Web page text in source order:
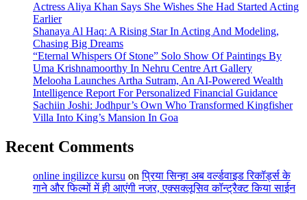
Actress Aliya Khan Says She Wishes She Had Started Acting
Earlier
Shanaya Al Haq: A Rising Star In Acting And Modeling,
Chasing Big Dreams
“Eternal Whispers Of Stone” Solo Show Of Paintings By
Uma Krishnamoorthy In Nehru Centre Art Gallery
Melooha Launches Artha Sutram, An AI-Powered Wealth
Intelligence Report For Personalized Financial Guidance
Sachiin Joshi: Jodhpur’s Own Who Transformed Kingfisher
Villa Into King’s Mansion In Goa
Recent Comments
online ingilizce kursu onप्रिया सिन्हा अब वर्ल्डवाइड रिकॉर्ड्स के
गाने और फिल्मों में ही आएंगी नजर, एक्सक्लूसिव कॉन्ट्रैक्ट किया साईन